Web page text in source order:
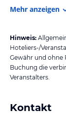
Mehr anzeigen
Hinweis:
Hoteliers-/
Gewähr und ohne
Buchung die
Veranstalters.
Kontakt